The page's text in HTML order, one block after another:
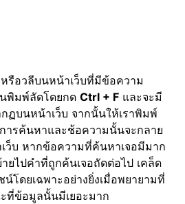
รือวลีบนหน้าเว็บที่มีข้อความ
พิมพ์ลัดโดยกด Ctrl + F และจะมี
ฏบนหน้าเว็บ จากนั้นให้เราพิมพ์
ารค้นหาและช้อความนั้นจะกลาย
ว็บ หากข้อความที่ค้นหาเจอมีมาก
ายไปคำที่ถูกค้นเจอถัดต่อไป เคล็ด
น์โดยเฉพาะอย่างยิ่งเมื่อพยายามที่
ที่ข้อมูลนั้นมีเยอะมาก